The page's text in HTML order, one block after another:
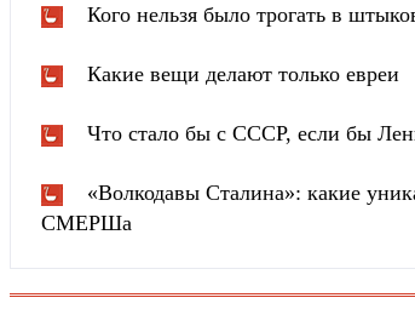
Кого нельзя было трогать в
Какие вещи делают только евреи
Что стало бы с СССР, если бы
«Волкодавы Сталина»: какие
СМЕРШа